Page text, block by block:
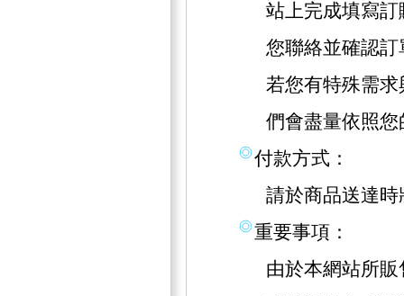
站上完成填寫
您聯絡並確認訂
若您有特殊需
們會盡量依照
付款方式：
請於商品送達
重要事項：
由於本網站所